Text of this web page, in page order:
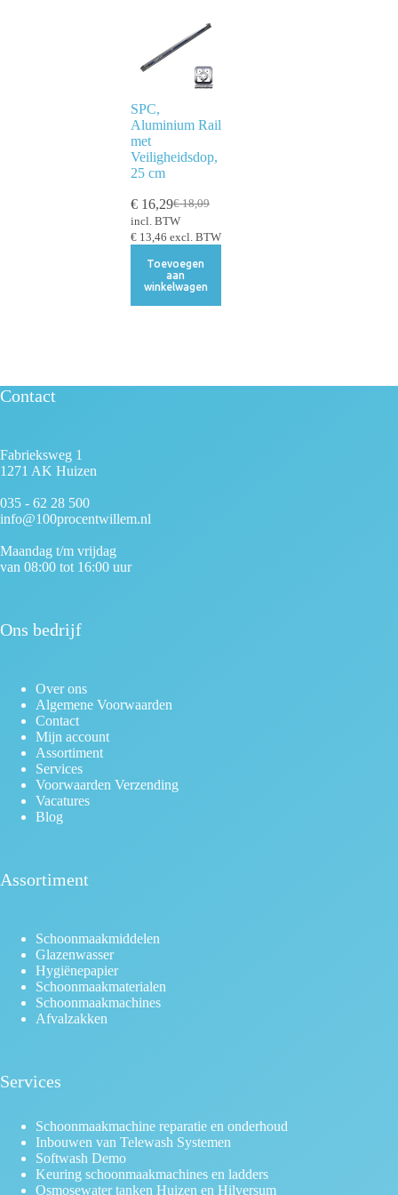
SPC,
Aluminium Rail
met
Veiligheidsdop,
25 cm
€18,09
€16,29
incl. BTW
€13,46 excl. BTW
Toevoegen
aan
winkelwagen
Contact
Fabrieksweg 1
1271 AK Huizen
035 - 62 28 500
info@100procentwillem.nl
Maandag t/m vrijdag
van 08:00 tot 16:00 uur
Ons bedrijf
Over ons
Algemene Voorwaarden
Contact
Mijn account
Assortiment
Services
Voorwaarden Verzending
Vacatures
Blog
Assortiment
Schoonmaakmiddelen
Glazenwasser
Hygiënepapier
Schoonmaakmaterialen
Schoonmaakmachines
Afvalzakken
Services
Schoonmaakmachine reparatie en onderhoud
Inbouwen van Telewash Systemen
Softwash Demo
Keuring schoonmaakmachines en ladders
Osmosewater tanken Huizen en Hilversum